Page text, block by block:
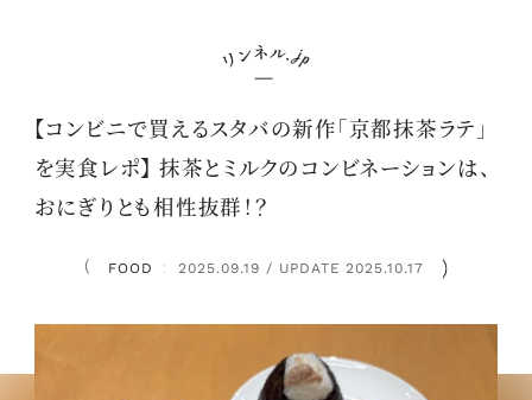
【コンビニで買えるスタバの新作「京都抹茶ラテ」
を実食レポ】 抹茶とミルクのコンビネーションは、
おにぎりとも相性抜群！？
FOOD ： 2025.09.19 / UPDATE 2025.10.17